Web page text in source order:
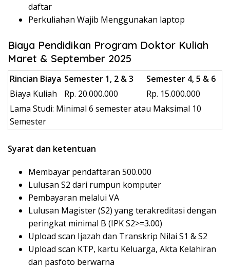
daftar
Perkuliahan Wajib Menggunakan laptop
Biaya Pendidikan Program Doktor Kuliah
Maret & September 2025
Rincian Biaya Semester 1, 2 & 3
Semester 4, 5 & 6
Biaya Kuliah
Rp. 20.000.000
Rp. 15.000.000
Lama Studi: Minimal 6 semester atau Maksimal 10
Semester
Syarat dan ketentuan
Membayar pendaftaran 500.000
Lulusan S2 dari rumpun komputer
Pembayaran melalui VA
Lulusan Magister (S2) yang terakreditasi dengan
peringkat minimal B (IPK S2>=3.00)
Upload scan Ijazah dan Transkrip Nilai S1 & S2
Upload scan KTP, kartu Keluarga, Akta Kelahiran
dan pasfoto berwarna